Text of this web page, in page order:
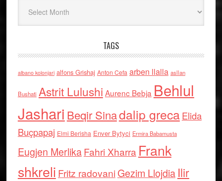
TAGS
albano kolonjari alfons Grishaj Anton Cefa arben llalla asllan
Bushati Astrit Lulushi Aurenc Bebja Behlul
Jashari Beqir Sinadalip grecaElida
Buçpapaj Elmi Berisha Enver Bytyci Ermira Babamusta
Eugjen MerlikaFahri Xharra Frank
shkreli Fritz radovaniGezim Llojdia Ilir